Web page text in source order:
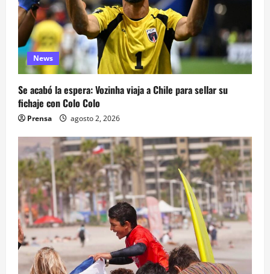
News
Se acabó la espera: Vozinha viaja a Chile para sellar su
fichaje con Colo Colo
Prensa agosto 2, 2026